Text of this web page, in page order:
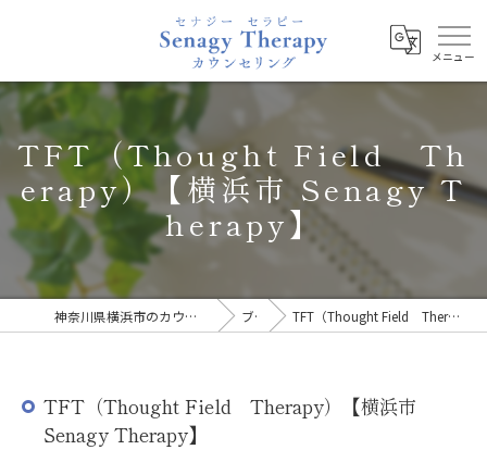
TFT（Thought Field Th
erapy）【横浜市 Senagy T
herapy】
神奈川県横浜市のカウンセリングならSenagy Therapy ブログ TFT（Thought Field Therapy）【横浜市 Senagy Therapy】
TFT（Thought Field Therapy）【横浜市
Senagy Therapy】